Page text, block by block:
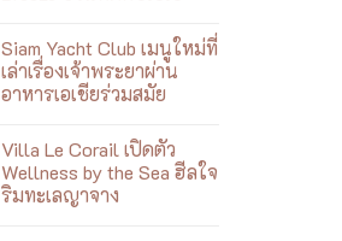
Exhibition
on
Blue
Diamond
Almond
ฟิต
กับ
เบ
เบ้
Siam Yacht Club เมนูใหม่ที่
เล่าเรื่องเจ้าพระยาผ่าน
อาหารเอเชียร่วมสมัย
on
Siam
Yacht
Club
Villa Le Corail เปิดตัว
Wellness by the Sea ฮีลใจ
ริมทะเลญาจาง